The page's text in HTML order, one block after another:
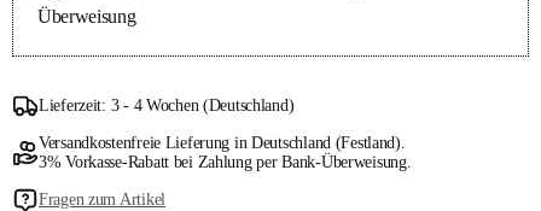
Überweisung
Lieferzeit: 3 - 4 Wochen (Deutschland)
Versandkostenfreie Lieferung in Deutschland (Festland).
3% Vorkasse-Rabatt bei Zahlung per Bank-Überweisung.
Fragen zum Artikel